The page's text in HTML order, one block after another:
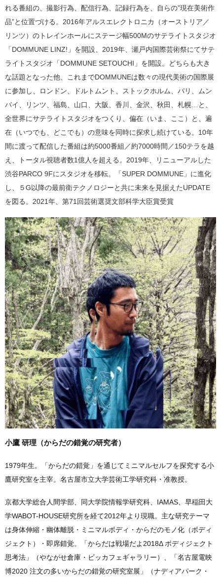
れる番組の、撮影行為、配信行為、記録行為を、自らの”現在美術作
品”と位置づける。2016年アルスエレクトロニカ（オーストリア／
リンツ）のトレインホールにステージ幅500Mのサテライトスタジオ
「DOMMUNE LINZ!」を開設、2019年、瀬戸内国際芸術祭にてサテ
ライトスタジオ「DOMMUNE SETOUCHI」を開設。どちらも大き
な話題となった他、これまでDOMMUNEは数々の現代美術の国際展
に参加し、ロンドン、ドルトムント、ストックホルム、パリ、ムン
バイ、リンツ、福島、山口、大阪、香川、金沢、秋田、札幌…と、
全世界にサテライトスタジオをつくり、偏在（いま、ここ）と、遍
在（いつでも、どこでも）の意味を同時に探求し続けている。10年
間に渡って配信した番組は約5000番組／約7000時間／150テラを越
え、トータル視聴者数1億人を超える。2019年、リニューアルした
渋谷PARCO 9Fにスタジオを移転。「SUPER DOMMUNE」に進化
し、５G以降の最前衛テクノロジーと共に未来を見据えたUPDATE
を図る。2021年、第71回芸術選奨文部科学大臣賞受賞
小鷹 研理（からだの錯覚の研究者）
1979年生。「からだの錯覚」を通じてミニマルセルフを探究する小
鷹研究室を主宰。名古屋市立大学芸術工学研究科・准教授。
京都大学総合人間学部、同大学院情報学研究科、IAMAS、早稲田大
学WABOT-HOUSE研究所を経て2012年より現職。主な研究テーマ
は身体伸縮・幽体離脱・ミニマルボディ・からだのモノ化（ボディ
ジェクト）・即席錯覚。「からだは戦場だよ2018Δ ボディジェクト
思考法」（やながせ倉庫・ビッカフェギャラリー）、「名古屋電映
博2020 注文の多いからだの錯覚の研究室展」（ナディアパーク・